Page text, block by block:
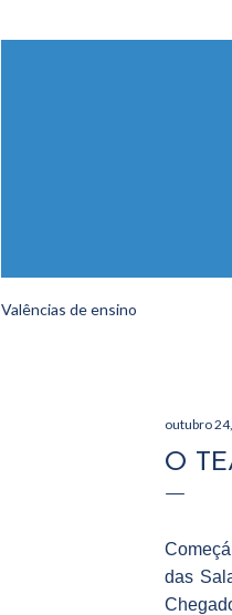
Valências de ensino
outubro
O
das